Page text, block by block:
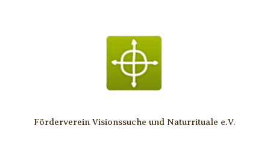
Förderverein Visionssuche und Naturrituale e.V.